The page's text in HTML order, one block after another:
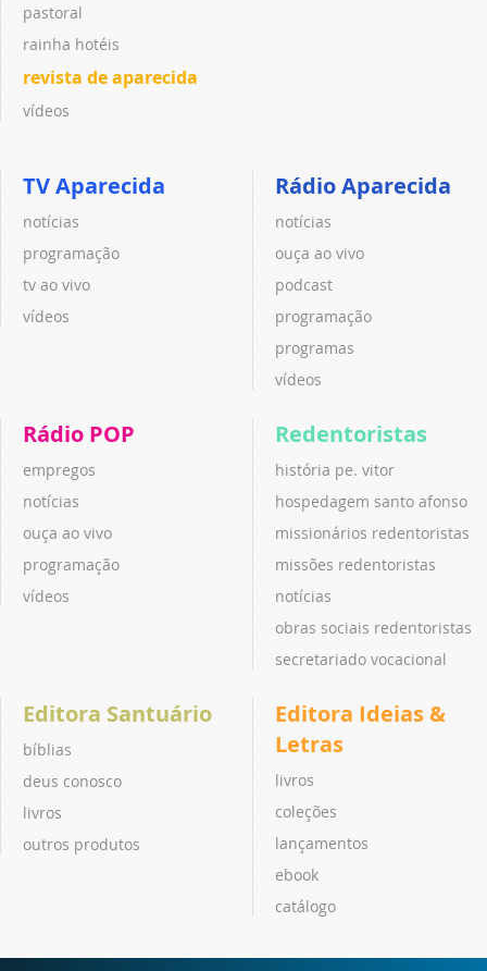
pastoral
rainha hotéis
revista de aparecida
vídeos
TV Aparecida
notícias
programação
tv ao vivo
vídeos
Rádio Aparecida
notícias
ouça ao vivo
podcast
programação
programas
vídeos
Rádio POP
empregos
notícias
ouça ao vivo
programação
vídeos
Redentoristas
história pe. vitor
hospedagem santo afonso
missionários redentoristas
missões redentoristas
notícias
obras sociais redentoristas
secretariado vocacional
Editora Santuário
bíblias
deus conosco
livros
outros produtos
Editora Ideias &
Letras
livros
coleções
lançamentos
ebook
catálogo